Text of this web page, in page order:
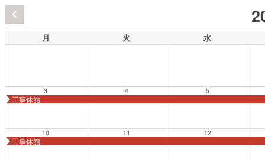
月 火 水
3
工事休館
4 5
10
工事休館
11 12